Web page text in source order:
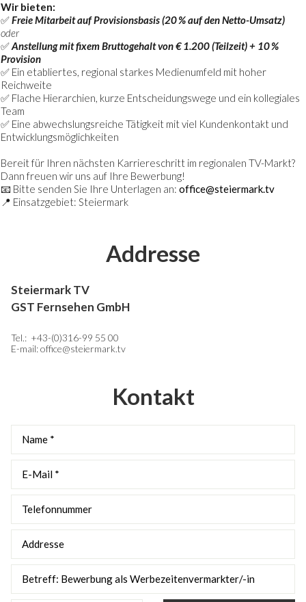
Wir bieten:
✅Freie Mitarbeit auf Provisionsbasis (20 % auf den Netto-Umsatz)
oder
✅Anstellung mit fixem Bruttogehalt von € 1.200 (Teilzeit) + 10 %
Provision
✅ Ein etabliertes, regional starkes Medienumfeld mit hoher
Reichweite
✅ Flache Hierarchien, kurze Entscheidungswege und ein kollegiales
Team
✅ Eine abwechslungsreiche Tätigkeit mit viel Kundenkontakt und
Entwicklungsmöglichkeiten
Bereit für Ihren nächsten Karriereschritt im regionalen TV-Markt?
Dann freuen wir uns auf Ihre Bewerbung!
📧 Bitte senden Sie Ihre Unterlagen an: office@steiermark.tv
📍 Einsatzgebiet: Steiermark
Addresse
Steiermark TV
GST Fernsehen GmbH
Tel.: +43-(0)316-99 55 00
E-mail:office@steiermark.tv
Kontakt